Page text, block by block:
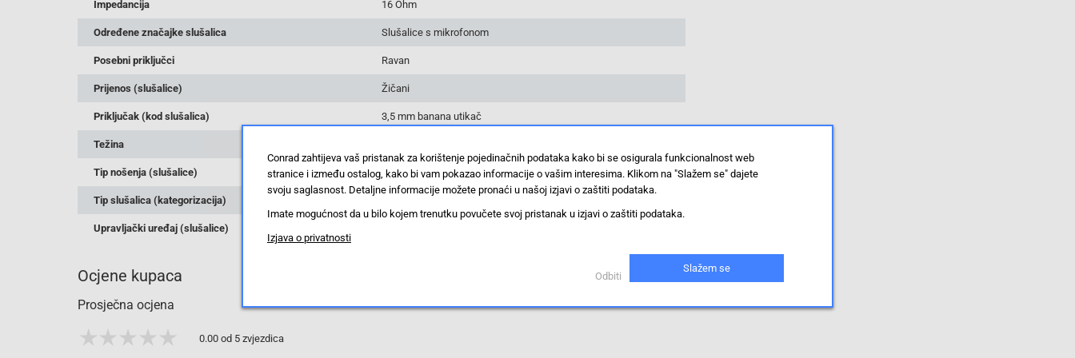
Impedancija 16 Ohm
Određene značajke slušalica Slušalice s mikrofonom
Posebni priključci Ravan
Prijenos (slušalice) Žičani
Priključak (kod slušalica) 3,5 mm banana utikač
Težina
Tip nošenja (slušalice) U ušima
Tip slušalica (kategorizacija)
Upravljački uređaj (slušalice)
Ocjene kupaca
Prosječna ocjena
0.00 od 5 zvjezdica
Conrad zahtijeva vaš pristanak za korištenje pojedinačnih podataka kako bi se osigurala funkcionalnost web
stranice i između ostalog, kako bi vam pokazao informacije o vašim interesima. Klikom na "Slažem se" dajete
svoju saglasnost. Detaljne informacije možete pronaći u našoj izjavi o zaštiti podataka.
Imate mogućnost da u bilo kojem trenutku povučete svoj pristanak u izjavi o zaštiti podataka.
Izjava o privatnosti
Odbiti
Slažem se